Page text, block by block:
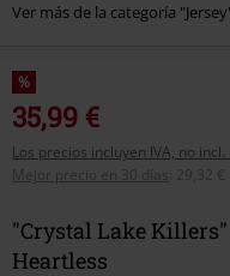
Ver más de la categoría
%
35,99 €
Los precios incluyen IVA, no
Mejor precio en 30 días
29,32 €
"Crystal Lake
Heartless